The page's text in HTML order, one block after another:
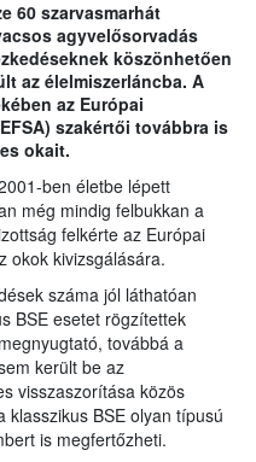
60 szarvasmarhát
agyvelősorvadás
köszönhetően
az élelmiszerláncba. A
az Európai
szakértői továbbra is
okait.
ben életbe lépett
még mindig felbukkan a
felkérte az Európai
okok kivizsgálására.
száma jól láthatóan
BSE esetet rögzítettek
továbbá a
került be az
visszaszorítása közös
klasszikus BSE olyan típusú
is megfertőzheti.